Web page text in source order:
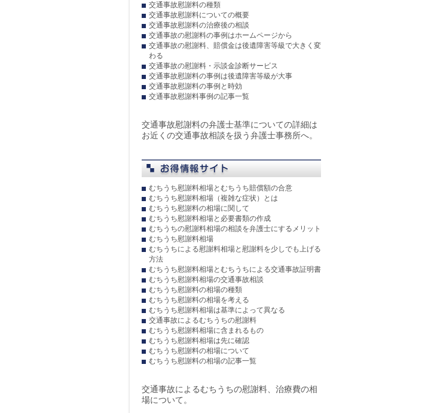
交通事故慰謝料の種類
交通事故慰謝料についての概要
交通事故慰謝料の治療後の相談
交通事故の慰謝料の事例はホームページから
交通事故の慰謝料、賠償金は後遺障害等級で大きく変
わる
交通事故の慰謝料・示談金診断サービス
交通事故慰謝料の事例は後遺障害等級が大事
交通事故慰謝料の事例と時効
交通事故慰謝料事例の記事一覧
交通事故慰謝料の弁護士基準についての詳細は
お近くの交通事故相談を扱う弁護士事務所へ。
むちうち慰謝料相場とむちうち賠償額の合意
むちうち慰謝料相場（複雑な症状）とは
むちうち慰謝料の相場に関して
むちうち慰謝料相場と必要書類の作成
むちうちの慰謝料相場の相談を弁護士にするメリット
むちうち慰謝料相場
むちうちによる慰謝料相場と慰謝料を少しでも上げる
方法
むちうち慰謝料相場とむちうちによる交通事故証明書
むちうち慰謝料相場の交通事故相談
むちうち慰謝料の相場の種類
むちうち慰謝料の相場を考える
むちうち慰謝料相場は基準によって異なる
交通事故によるむちうちの慰謝料
むちうち慰謝料相場に含まれるもの
むちうち慰謝料相場は先に確認
むちうち慰謝料の相場について
むちうち慰謝料の相場の記事一覧
交通事故によるむちうちの慰謝料、治療費の相
場について。